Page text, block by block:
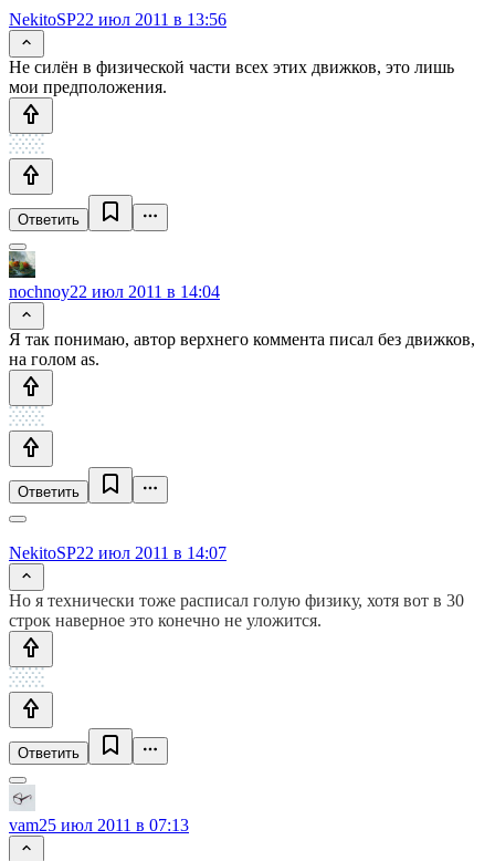
NekitoSP22 июл 2011 в 13:56
Не силён в физической части всех этих движков, это лишь
мои предположения.
Ответить
nochnoy22 июл 2011 в 14:04
Я так понимаю, автор верхнего коммента писал без движков,
на голом as.
Ответить
NekitoSP22 июл 2011 в 14:07
Но я технически тоже расписал голую физику, хотя вот в 30
строк наверное это конечно не уложится.
Ответить
vam25 июл 2011 в 07:13